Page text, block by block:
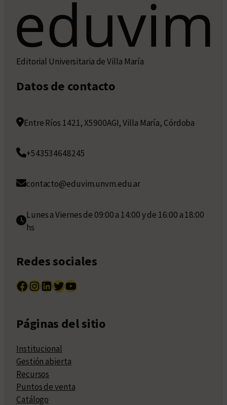
Editorial Universitaria de Villa María
Datos de contacto
Entre Ríos 1421, X5900AGI, Villa María, Córdoba
+543534648245
contacto@eduvim.unvm.edu.ar
Lunes a Viernes de 09:00 a 14:00 y de 16:00 a 18:00
hs
Redes sociales
Facebook InstagramLinkedIn Twitter YouTube
Páginas del sitio
Institucional
Gestión abierta
Recursos
Puntos de venta
Catálogo